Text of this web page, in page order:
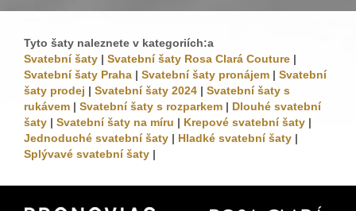
Tyto šaty naleznete v kategoriích:a
Svatební šaty | Svatební šaty Rosa Clará Couture |
Svatební šaty Praha | Svatební šaty pronájem | Svatební
šaty prodej | Svatební šaty 2024 | Svatební šaty s
rukávem | Svatební šaty s rozparkem | Dlouhé svatební
šaty | Svatební šaty na míru | Krepové svatební šaty |
Jednoduché svatební šaty | Hladké svatební šaty |
Splývavé svatební šaty |